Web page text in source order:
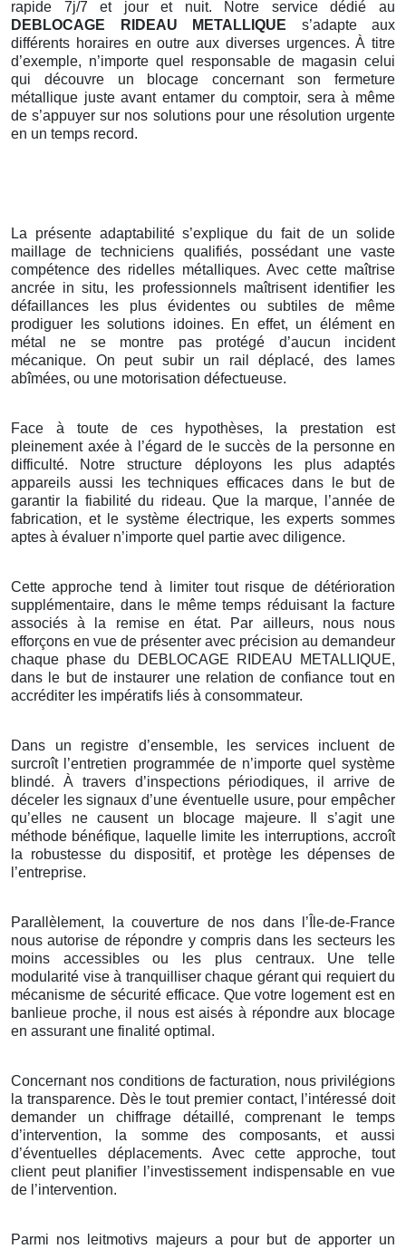
rapide 7j/7 et jour et nuit. Notre service dédié au
DEBLOCAGE RIDEAU METALLIQUE s’adapte aux
différents horaires en outre aux diverses urgences. À titre
d’exemple, n’importe quel responsable de magasin celui
qui découvre un blocage concernant son fermeture
métallique juste avant entamer du comptoir, sera à même
de s’appuyer sur nos solutions pour une résolution urgente
en un temps record.
La présente adaptabilité s’explique du fait de un solide
maillage de techniciens qualifiés, possédant une vaste
compétence des ridelles métalliques. Avec cette maîtrise
ancrée in situ, les professionnels maîtrisent identifier les
défaillances les plus évidentes ou subtiles de même
prodiguer les solutions idoines. En effet, un élément en
métal ne se montre pas protégé d’aucun incident
mécanique. On peut subir un rail déplacé, des lames
abîmées, ou une motorisation défectueuse.
Face à toute de ces hypothèses, la prestation est
pleinement axée à l’égard de le succès de la personne en
difficulté. Notre structure déployons les plus adaptés
appareils aussi les techniques efficaces dans le but de
garantir la fiabilité du rideau. Que la marque, l’année de
fabrication, et le système électrique, les experts sommes
aptes à évaluer n’importe quel partie avec diligence.
Cette approche tend à limiter tout risque de détérioration
supplémentaire, dans le même temps réduisant la facture
associés à la remise en état. Par ailleurs, nous nous
efforçons en vue de présenter avec précision au demandeur
chaque phase du DEBLOCAGE RIDEAU METALLIQUE,
dans le but de instaurer une relation de confiance tout en
accréditer les impératifs liés à consommateur.
Dans un registre d’ensemble, les services incluent de
surcroît l’entretien programmée de n’importe quel système
blindé. À travers d’inspections périodiques, il arrive de
déceler les signaux d’une éventuelle usure, pour empêcher
qu’elles ne causent un blocage majeure. Il s’agit une
méthode bénéfique, laquelle limite les interruptions, accroît
la robustesse du dispositif, et protège les dépenses de
l’entreprise.
Parallèlement, la couverture de nos dans l’Île-de-France
nous autorise de répondre y compris dans les secteurs les
moins accessibles ou les plus centraux. Une telle
modularité vise à tranquilliser chaque gérant qui requiert du
mécanisme de sécurité efficace. Que votre logement est en
banlieue proche, il nous est aisés à répondre aux blocage
en assurant une finalité optimal.
Concernant nos conditions de facturation, nous privilégions
la transparence. Dès le tout premier contact, l’intéressé doit
demander un chiffrage détaillé, comprenant le temps
d’intervention, la somme des composants, et aussi
d’éventuelles déplacements. Avec cette approche, tout
client peut planifier l’investissement indispensable en vue
de l’intervention.
Parmi nos leitmotivs majeurs a pour but de apporter un